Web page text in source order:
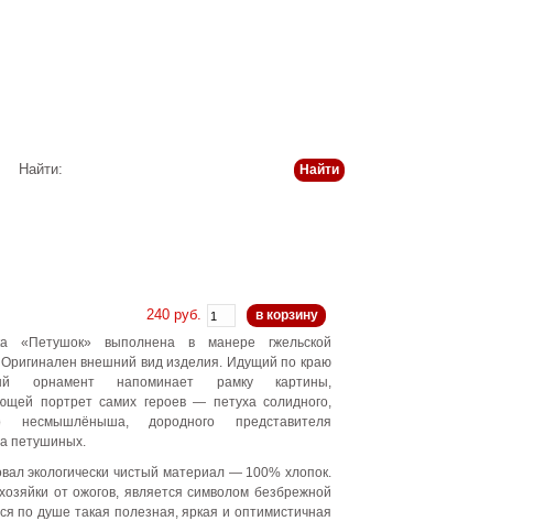
Найти:
240 руб.
в корзину
«Петушок» выполнена в манере гжельской
внешний вид изделия. Идущий по краю
орнамент напоминает рамку картины,
портрет самих героев — петуха солидного,
несмышлёныша, дородного представителя
петушиных.
экологически чистый материал — 100% хлопок.
от ожогов, является символом безбрежной
по душе такая полезная, яркая и оптимистичная